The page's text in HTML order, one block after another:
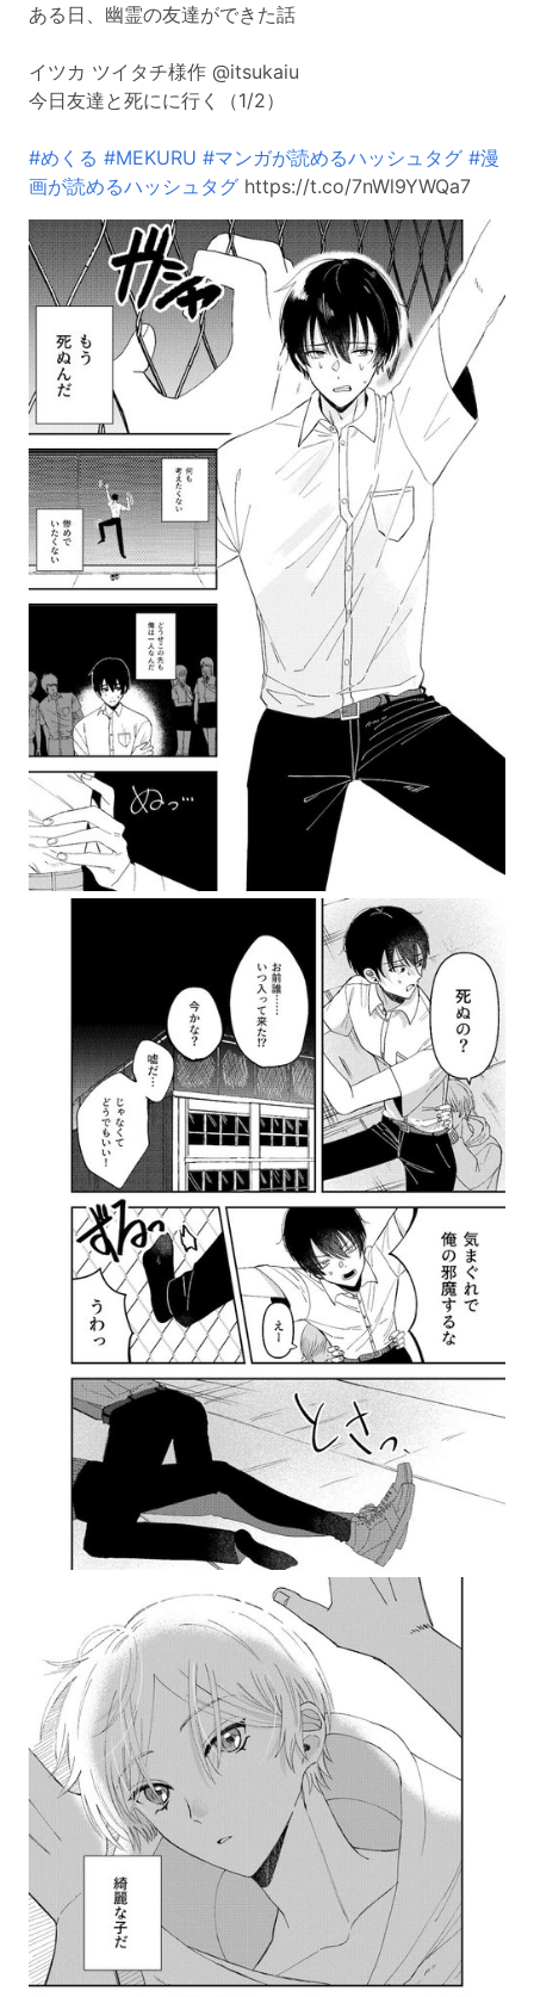
ある日、幽霊の友達ができた話
イツカ ツイタチ様作 @itsukaiu
今日友達と死にに行く（1/2）
#めくる #MEKURU #マンガが読めるハッシュタグ #漫
画が読めるハッシュタグ https://t.co/7nWl9YWQa7